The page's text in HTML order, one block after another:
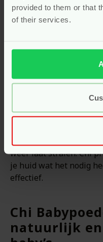
provided to them or that
of their services.
De Chi Aloe Vera
must-have voor je huid.
synthetische stoffen.
is ideaal na een
snel in en plakt niet.
zorgvuldig
kies je voor natuurlijke
weer laat stralen. Chi
je huid wat het nodig
effectief.
Chi
natuurlijk